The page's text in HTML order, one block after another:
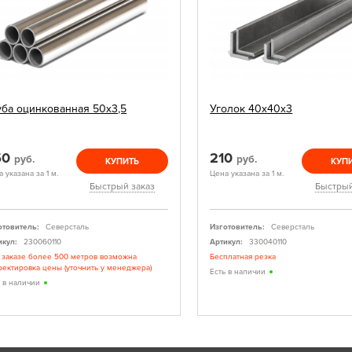
оцинкованная 50х3,5
руб.
указана за 1 м.
КУПИТЬ
Быстрый заказ
Северсталь
230060110
более 500 метров возможна
цены (уточнить у менеджера)
в наличии
Уголок 40х40х3
210 руб.
Цена указана за 1 м.
Изготовитель:
Северсталь
Артикул:
330040110
Бесплатная резка
Есть в наличии